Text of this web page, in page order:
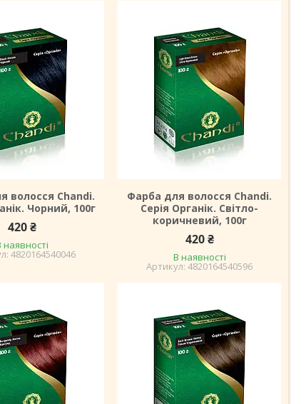
волосся Chandi.
Чорний, 100г
420 ₴
наявності
4820164540046
Фарба для волосся Chandi.
Серія Органік. Світло-
коричневий, 100г
420 ₴
В наявності
4820164540596